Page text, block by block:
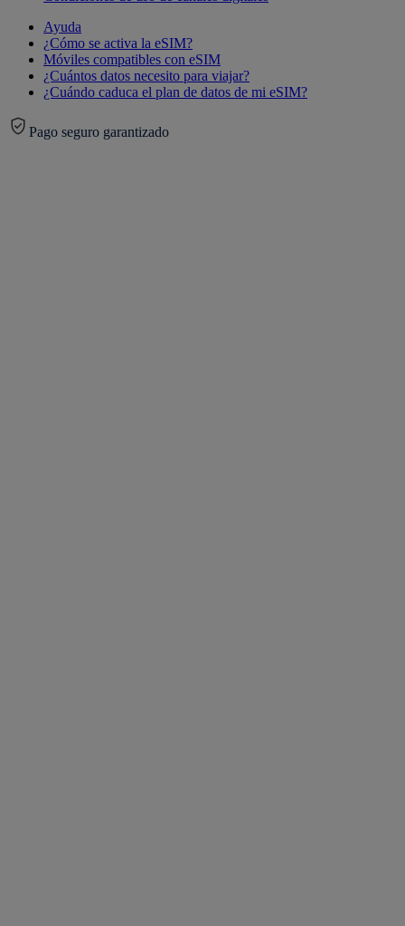
Ayuda
¿Cómo se activa la eSIM?
Móviles compatibles con eSIM
¿Cuántos datos necesito para viajar?
¿Cuándo caduca el plan de datos de mi eSIM?
Pago seguro garantizado